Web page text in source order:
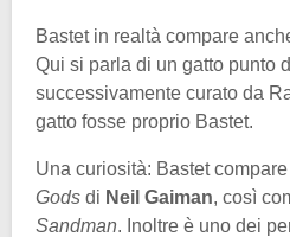
Bastet in realtà compare
Qui si parla di un gatto punto
successivamente curato da
gatto fosse proprio Bastet.
Una curiosità: Bastet
Gods di Neil Gaiman, così
Sandman. Inoltre è uno dei